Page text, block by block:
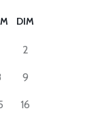
DIM
2
9
16